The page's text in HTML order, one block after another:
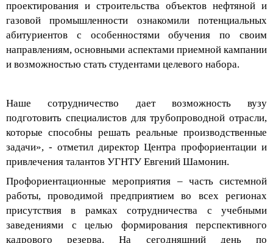
газовой промышленности
абитуриентов с особенностями обучения по своим
направлениям, основными аспектами приемной кампании
и возможностью стать студентами целевого набора.
Наше сотрудничество дает возможность вузу
специалистов для трубопроводной отрасли,
которые способны решать реальные производственные
задачи», - отметил директорЦентр
а профориентации и
талантов УГНТУ Евгений Шамонин
Профориентационные
мероприятия – часть системной
работы, проводимой
присутствия в рамках сотрудничества с учебными
заведениями с целью формирования перспективного
кадрового резерва.На сегодняшний день по